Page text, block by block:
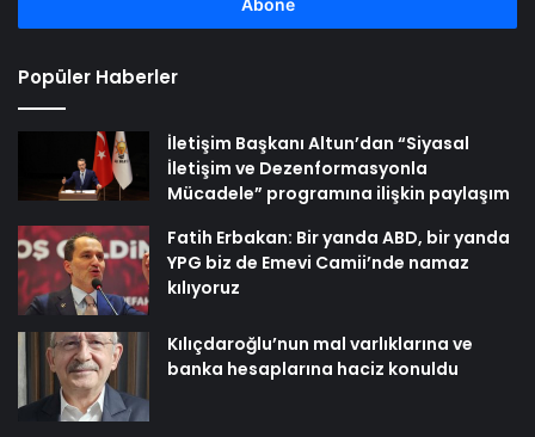
Popüler Haberler
İletişim Başkanı Altun’dan “Siyasal
İletişim ve Dezenformasyonla
Mücadele” programına ilişkin paylaşım
Fatih Erbakan: Bir yanda ABD, bir yanda
YPG biz de Emevi Camii’nde namaz
kılıyoruz
Kılıçdaroğlu’nun mal varlıklarına ve
banka hesaplarına haciz konuldu